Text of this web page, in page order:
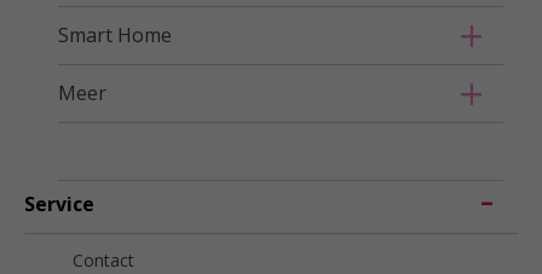
Smart Home
Meer
Service
Contact